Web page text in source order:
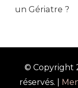
un Gériatre ?
© Copyright
réservés. |